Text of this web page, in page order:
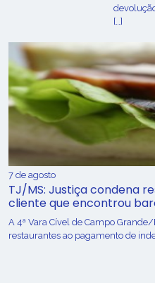
[…]
7 de agosto
TJ/MS: Justiça condena
cliente que encontrou
A 4ª Vara Cível de Campo
restaurantes ao pagamento de